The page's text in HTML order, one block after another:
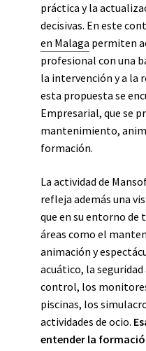
práctica y la
decisivas. En este
en Malaga permiten
profesional con una
la intervención y a la
esta propuesta se
Empresarial, que se
mantenimiento,
formación.
La actividad de
refleja además una
que en su entorno
áreas como el
animación y
acuático, la
control, los
piscinas, los
actividades de ocio.
entender la